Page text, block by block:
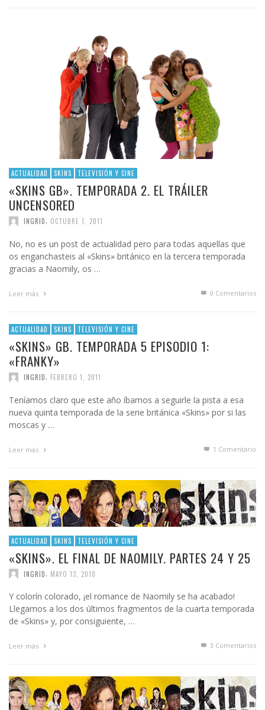
ACTUALIDAD SKINS TELEVISIÓN Y CINE
«SKINS GB». TEMPORADA 2. EL TRÁILER
UNCENSORED
INGRID OCTUBRE 1, 2011
No, no es un post de actualidad pero para todas aquellas que
os enganchasteis al «Skins» británico en la tercera temporada
gracias a Naomily, os …
Leer más 0 Comentarios
ACTUALIDAD SKINS TELEVISIÓN Y CINE
«SKINS» GB. TEMPORADA 5 EPISODIO 1:
«FRANKY»
INGRID FEBRERO 1, 2011
Teníamos claro que este año íbamos a seguirle la pista a esa
nueva quinta temporada de la serie británica «Skins» por si las
moscas y …
Leer más 1 Comentario
ACTUALIDAD SKINS TELEVISIÓN Y CINE
«SKINS». EL FINAL DE NAOMILY. PARTES 24 Y 25
INGRID MAYO 13, 2010
Y colorín colorado, ¡el romance de Naomily se ha acabado!
Llegamos a los dos últimos fragmentos de la cuarta temporada
de «Skins» y, por consiguiente, …
Leer más 3 Comentarios